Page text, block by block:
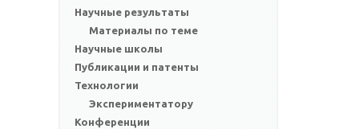
Научные результаты
Материалы по теме
Научные школы
Публикации и патенты
Технологии
Экспериментатору
Конференции